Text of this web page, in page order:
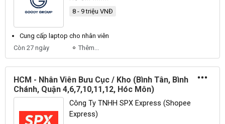
8 - 9 triệu VNĐ
Cung cấp laptop cho nhân viên
Còn 27 ngày
Thêm...
HCM - Nhân Viên Bưu Cục / Kho (Bình Tân, Bình
Chánh, Quận 4,6,7,10,11,12, Hóc Môn)
Công Ty TNHH SPX Express (Shopee
Express)